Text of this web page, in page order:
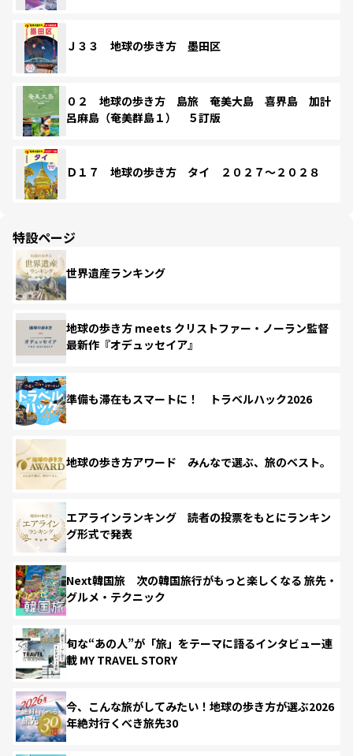
Ｊ３３ 地球の歩き方 墨田区
０２ 地球の歩き方 島旅 奄美大島 喜界島 加計
呂麻島（奄美群島１） ５訂版
Ｄ１７ 地球の歩き方 タイ ２０２７～２０２８
特設ページ
世界遺産ランキング
地球の歩き方 meets クリストファー・ノーラン監督
最新作『オデュッセイア』
準備も滞在もスマートに！ トラベルハック2026
地球の歩き方アワード みんなで選ぶ、旅のベスト。
エアラインランキング 読者の投票をもとにランキン
グ形式で発表
Next韓国旅 次の韓国旅行がもっと楽しくなる 旅先・
グルメ・テクニック
旬な“あの人”が「旅」をテーマに語るインタビュー連
載 MY TRAVEL STORY
今、こんな旅がしてみたい！地球の歩き方が選ぶ2026
年絶対行くべき旅先30